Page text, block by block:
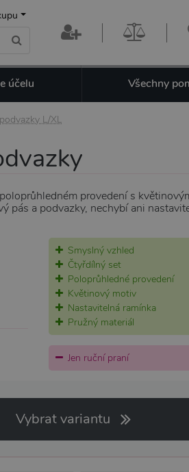
účelu Všechny
L/XL
provedení s
pás a podvazky, nechybí ani
Smyslný vzhled
Čtyřdílný set
Poloprůhledné provedení
Květinový motiv
Nastavitelná ramínka
Pružný materiál
Jen ruční praní
Vybrat variantu